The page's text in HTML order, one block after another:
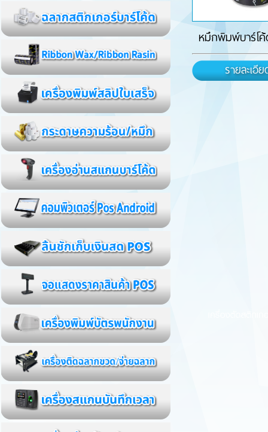
หมึกพิมพ์บาร์โ
รายละเอี